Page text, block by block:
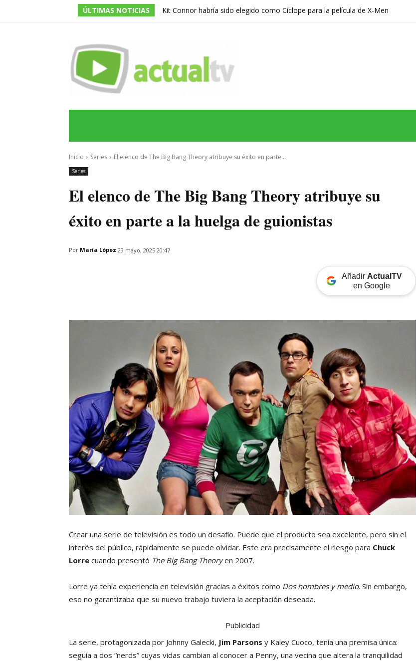
ÚLTIMAS NOTICIAS
Kit Connor habría sido elegido como Cíclope para la película de X-Men
Inicio Series El elenco de The Big Bang Theory atribuye su éxito en parte...
Series
El elenco de The Big Bang Theory atribuye su
éxito en parte a la huelga de guionistas
Por María López 23 mayo, 2025 20:47
Añadir ActualTV
en Google
Crear una serie de televisión es todo un desafío. Puede que el producto sea excelente, pero sin el
interés del público, rápidamente se puede olvidar. Este era precisamente el riesgo para Chuck
Lorre cuando presentó The Big Bang Theoryen 2007.
Lorre ya tenía experiencia en televisión gracias a éxitos como Dos hombres y medio. Sin embargo,
eso no garantizaba que su nuevo trabajo tuviera la aceptación deseada.
Publicidad
La serie, protagonizada por Johnny Galecki, Jim Parsons y Kaley Cuoco, tenía una premisa única:
seguía a dos “nerds” cuyas vidas cambian al conocer a Penny, una vecina que altera la tranquilidad